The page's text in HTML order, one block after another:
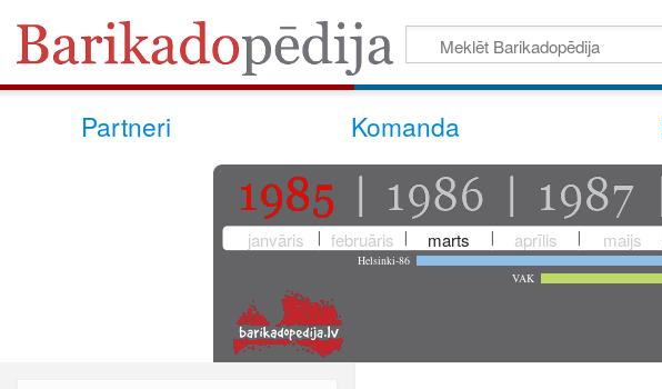
Partneri Komanda
janvāris februāris marts aprīlis maijs
Helsinki-86
VAK